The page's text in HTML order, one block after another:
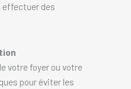
effectuer des
votre foyer ou votre
pour éviter les